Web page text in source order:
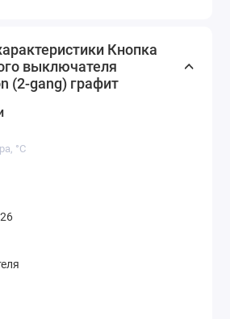
Кнопка
выключателя
(2-gang) графит
°C